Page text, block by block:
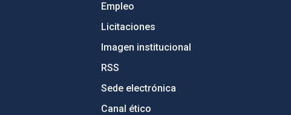
Empleo
Licitaciones
Imagen institucional
RSS
Sede electrónica
Canal ético